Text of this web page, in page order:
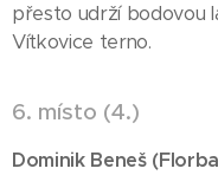
přesto udrží bodovou
Vítkovice terno.
6. místo (4.)
Dominik Beneš